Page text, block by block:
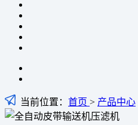
当前位置： 首页 > 产品中心